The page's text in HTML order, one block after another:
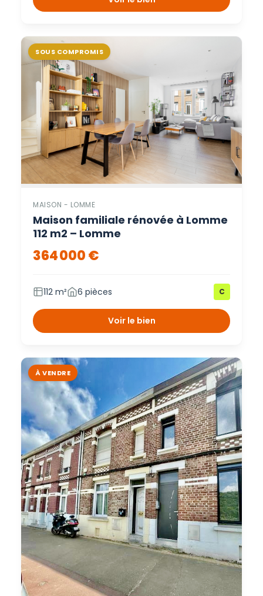
SOUS COMPROMIS
MAISON - LOMME
Maison familiale rénovée à Lomme
112 m2 – Lomme
364 000 €
112 m² 6 pièces C
Voir le bien
À VENDRE